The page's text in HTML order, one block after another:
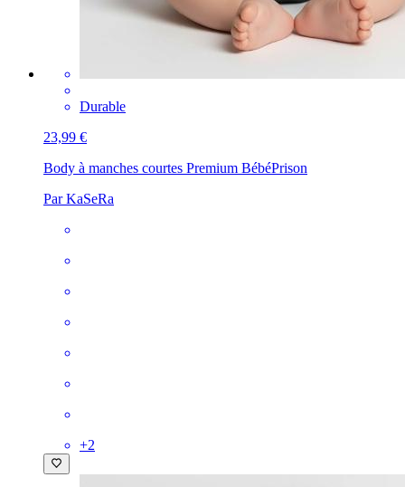
Durable
23,99 €
Body à manches courtes Premium BébéPrison
Par KaSeRa
+2